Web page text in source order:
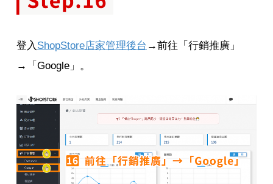
登入 ShopStore店家管理後台 →前往「行銷推廣」
→「Google」。